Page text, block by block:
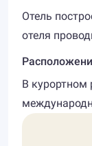
Отель
отеля
В курортном